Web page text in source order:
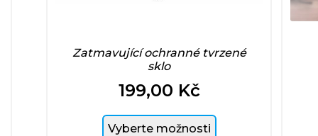
Zatmavující ochranné tvrzené
sklo
Cena
199,00 Kč
Vyberte možnosti